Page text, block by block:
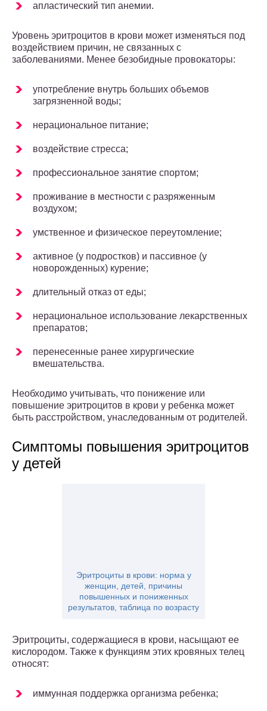
апластический тип анемии.
Уровень эритроцитов в крови может изменяться под
воздействием причин, не связанных с
заболеваниями. Менее безобидные провокаторы:
употребление внутрь больших объемов
загрязненной воды;
нерациональное питание;
воздействие стресса;
профессиональное занятие спортом;
проживание в местности с разряженным
воздухом;
умственное и физическое переутомление;
активное (у подростков) и пассивное (у
новорожденных) курение;
длительный отказ от еды;
нерациональное использование лекарственных
препаратов;
перенесенные ранее хирургические
вмешательства.
Необходимо учитывать, что понижение или
повышение эритроцитов в крови у ребенка может
быть расстройством, унаследованным от родителей.
Симптомы повышения эритроцитов
у детей
Эритроциты в крови: норма у
женщин, детей, причины
повышенных и пониженных
результатов, таблица по возрасту
Эритроциты, содержащиеся в крови, насыщают ее
кислородом. Также к функциям этих кровяных телец
относят:
иммунная поддержка организма ребенка;